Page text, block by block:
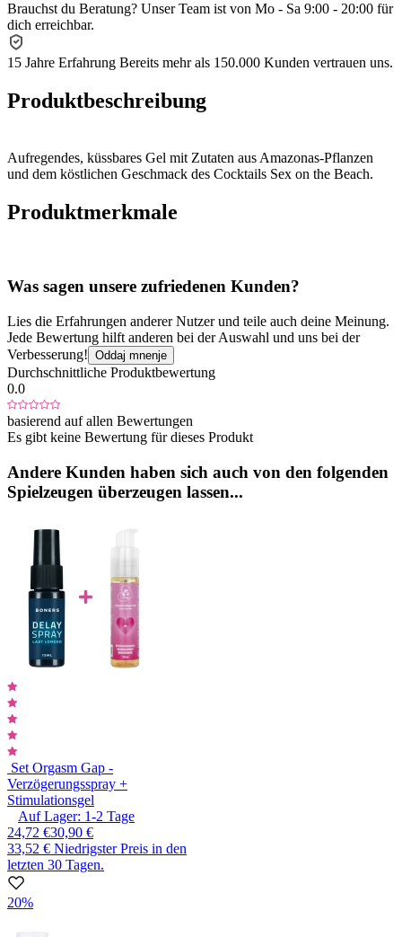
Brauchst du Beratung? Unser Team ist von Mo - Sa 9:00 - 20:00 für
dich erreichbar.
15 Jahre Erfahrung Bereits mehr als 150.000 Kunden vertrauen uns.
Produktbeschreibung
Aufregendes, küssbares Gel mit Zutaten aus Amazonas-Pflanzen
und dem köstlichen Geschmack des Cocktails Sex on the Beach.
Produktmerkmale
Was sagen unsere zufriedenen Kunden?
Lies die Erfahrungen anderer Nutzer und teile auch deine Meinung.
Jede Bewertung hilft anderen bei der Auswahl und uns bei der
Verbesserung! Oddaj mnenje
Durchschnittliche Produktbewertung
0.0
basierend auf allen Bewertungen
Es gibt keine Bewertung für dieses Produkt
Andere Kunden haben sich auch von den folgenden
Spielzeugen überzeugen lassen...
Set Orgasm Gap -
Verzögerungsspray +
Stimulationsgel
Auf Lager: 1-2 Tage
24,72 €30,90 €
33,52 € Niedrigster Preis in den
letzten 30 Tagen.
20%